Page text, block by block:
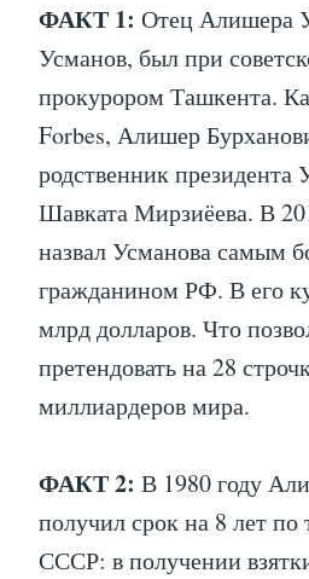
ФАКТ 1: Отец Алишера
Усманов, был при
прокурором Ташкента.
Forbes, Алишер
родственник президента
Шавката Мирзиёева. В
назвал Усманова самым
гражданином РФ. В его
млрд долларов. Что
претендовать на 28
миллиардеров мира.
ФАКТ 2: В 1980 году
получил срок на 8 лет
СССР: в получении